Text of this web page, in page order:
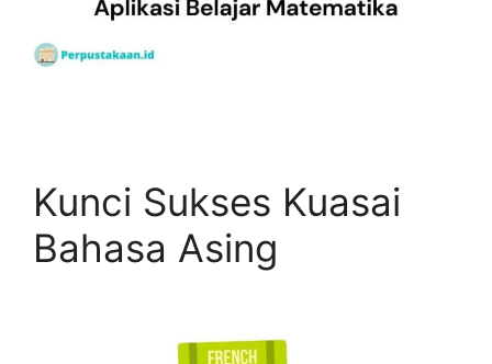
Kunci Sukses Kuasai
Bahasa Asing